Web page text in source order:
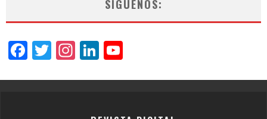
SÍGUENOS:
Facebook
Twitter
Instagram
LinkedIn